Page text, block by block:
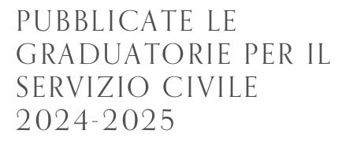
PUBBLICATE LE
GRADUATORIE PER IL
SERVIZIO CIVILE
2024-2025